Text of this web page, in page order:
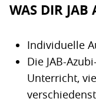
WAS DIR JAB
Individuelle
Die JAB-
Unterricht,